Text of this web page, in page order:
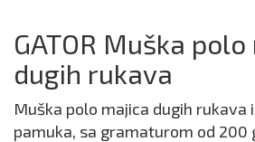
GATOR Muška
dugih rukava
Muška polo majica dugih rukava
pamuka, sa gramaturom od 200